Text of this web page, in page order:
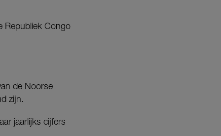
Republiek Congo
de Noorse
zijn.
jaarlijks cijfers